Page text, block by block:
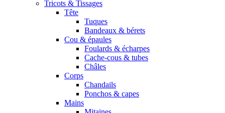
Tricots & Tissages
Tête
Tuques
Bandeaux & bérets
Cou & épaules
Foulards & écharpes
Cache-cous & tubes
Châles
Corps
Chandails
Ponchos & capes
Mains